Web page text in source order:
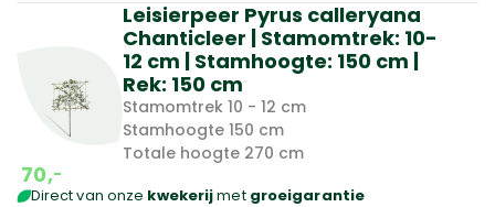
Leisierpeer Pyrus calleryana
Chanticleer | Stamomtrek: 10-
12 cm | Stamhoogte: 150 cm |
Rek: 150 cm
Stamomtrek 10 - 12 cm
Stamhoogte 150 cm
Totale hoogte 270 cm
70,-
Direct van onze kwekerijmet groeigarantie